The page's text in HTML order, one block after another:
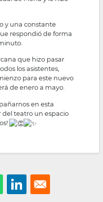
y una constante
respondió de forma
que hizo pasar
los asistentes,
para este nuevo
de enero a mayo.
en esta
teatro un espacio